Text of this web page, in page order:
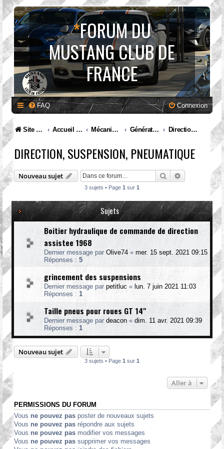
*FORUM DU
MUSTANG CLUB DE
FRANCE
FAQ Connexion
Site internet MCF Accueil Forum Mécanique et entretien Génération I. Mustang (1965 à 1973) Direction, suspension, pneumatique
DIRECTION, SUSPENSION, PNEUMATIQUE
Nouveau sujet RechercherRecherche
3 sujets • Page 1 sur 1
Sujets
Boitier hydraulique de commande de direction
assistee 1968
Dernier message par Olive74 « mer. 15 sept. 2021 09:15
Réponses : 5
grincement des suspensions
Dernier message par petitluc « lun. 7 juin 2021 11:03
Réponses : 1
Taille pneus pour roues GT 14"
Dernier message par deacon « dim. 11 avr. 2021 09:39
Réponses : 1
Nouveau sujet
3 sujets • Page 1 sur 1
Aller à
PERMISSIONS DU FORUM
Vous ne pouvez pas poster de nouveaux sujets
Vous ne pouvez pas répondre aux sujets
Vous ne pouvez pas modifier vos messages
Vous ne pouvez pas supprimer vos messages